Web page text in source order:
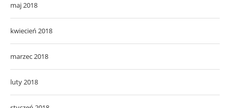
maj 2018
kwiecień 2018
marzec 2018
luty 2018